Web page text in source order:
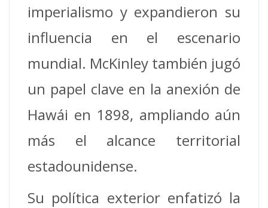
imperialismo y expandieron su
influencia en el escenario
mundial. McKinley también jugó
un papel clave en la anexión de
Hawái en 1898, ampliando aún
más el alcance territorial
estadounidense.
Su política exterior enfatizó la